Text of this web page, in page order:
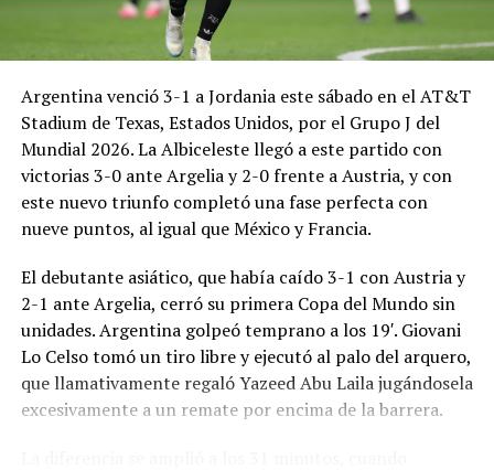
Argentina venció 3-1 a Jordania este sábado en el AT&T
Stadium de Texas, Estados Unidos, por el Grupo J del
Mundial 2026. La Albiceleste llegó a este partido con
victorias 3-0 ante Argelia y 2-0 frente a Austria, y con
este nuevo triunfo completó una fase perfecta con
nueve puntos, al igual que México y Francia.
El debutante asiático, que había caído 3-1 con Austria y
2-1 ante Argelia, cerró su primera Copa del Mundo sin
unidades. Argentina golpeó temprano a los 19′. Giovani
Lo Celso tomó un tiro libre y ejecutó al palo del arquero,
que llamativamente regaló Yazeed Abu Laila jugándosela
excesivamente a un remate por encima de la barrera.